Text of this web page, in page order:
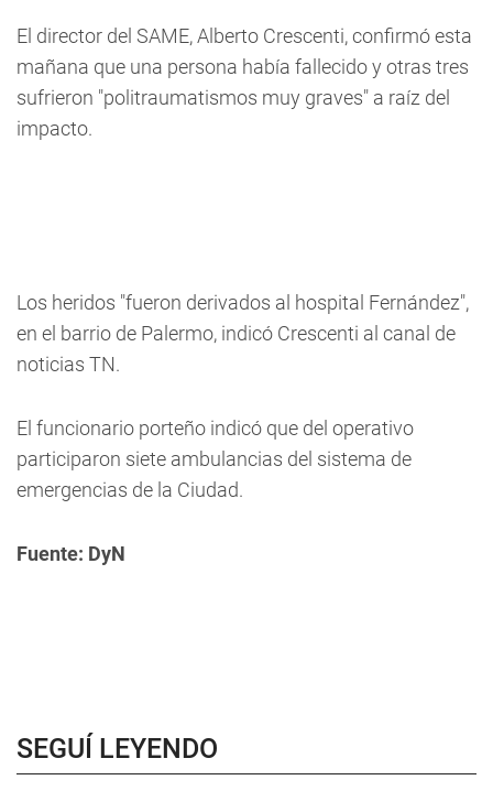
El director del SAME, Alberto Crescenti, confirmó esta
mañana que una persona había fallecido y otras tres
sufrieron "politraumatismos muy graves" a raíz del
impacto.
Los heridos "fueron derivados al hospital Fernández",
en el barrio de Palermo, indicó Crescenti al canal de
noticias TN.
El funcionario porteño indicó que del operativo
participaron siete ambulancias del sistema de
emergencias de la Ciudad.
Fuente: DyN
SEGUÍ LEYENDO